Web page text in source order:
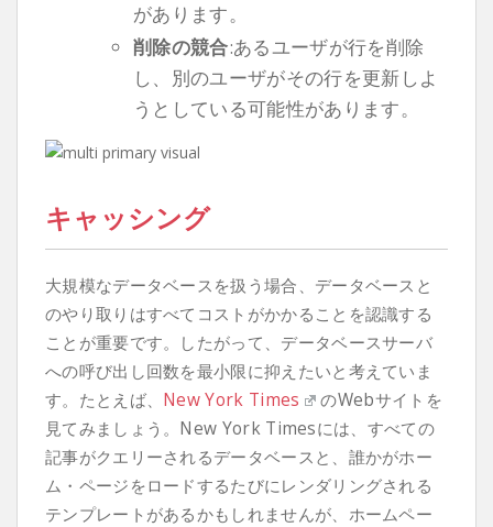
があります。
削除の競合:あるユーザが行を削除
し、別のユーザがその行を更新しよ
うとしている可能性があります。
キャッシング
大規模なデータベースを扱う場合、データベースと
のやり取りはすべてコストがかかることを認識する
ことが重要です。したがって、データベースサーバ
への呼び出し回数を最小限に抑えたいと考えていま
す。たとえば、 New York Times
のWebサイトを
見てみましょう。New York Timesには、すべての
記事がクエリーされるデータベースと、誰かがホー
ム・ページをロードするたびにレンダリングされる
テンプレートがあるかもしれませんが、ホームペー